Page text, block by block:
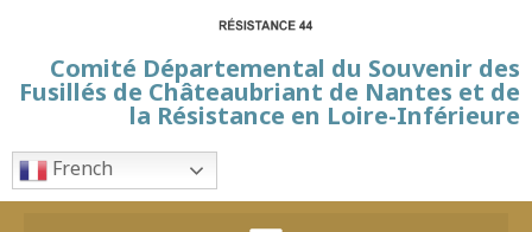
Comité Départemental du Souvenir des
Fusillés de Châteaubriant de Nantes et de
la Résistance en Loire-Inférieure
French